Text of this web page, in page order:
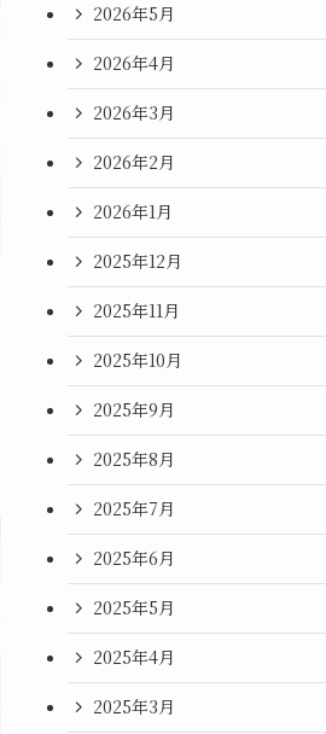
2026年5月
2026年4月
2026年3月
2026年2月
2026年1月
2025年12月
2025年11月
2025年10月
2025年9月
2025年8月
2025年7月
2025年6月
2025年5月
2025年4月
2025年3月